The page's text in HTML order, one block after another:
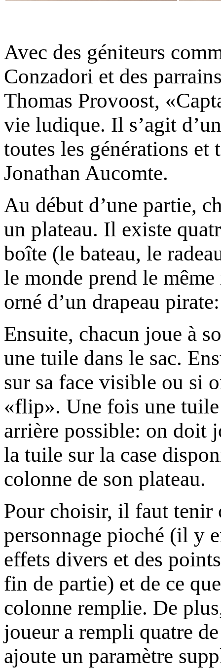
Avec des géniteurs
Conzadori et des
Thomas Provoost,
vie ludique. Il s’agit
toutes les générations
Jonathan Aucomte.
Au début d’une partie,
un plateau. Il existe
boîte (le bateau, le
le monde prend le
orné d’un drapeau
Ensuite, chacun joue à
une tuile dans le sac.
sur sa face visible ou si
«flip». Une fois une tuile
arrière possible: on doit
la tuile sur la case
colonne de son plateau.
Pour choisir, il faut tenir
personnage pioché (il y
effets divers et des
fin de partie) et de ce
colonne remplie. De
joueur a rempli quatre
ajoute un paramètre